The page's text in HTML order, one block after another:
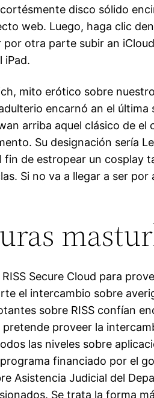
disco sólido
web. Luego, haga clic
por otra parte subir an
iPad.
mito erótico sobre
encarnó an el última
arriba aquel clásico de
Su designación sería
fin de estropear un cosplay
Si no va a llegar a ser
RISS Secure Cloud para
el intercambio sobre
sobre RISS confían
pretende proveer la
las niveles sobre
financiado por el
Asistencia Judicial del
Se trata la forma